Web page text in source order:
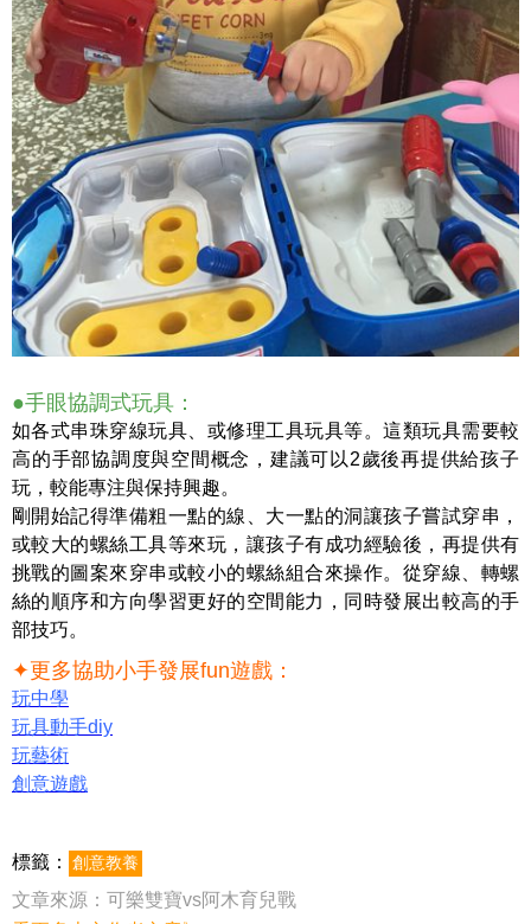
●手眼協調式玩具：
如各式串珠穿線玩具、或修理工具玩具等。這類玩具需要較
高的手部協調度與空間概念，建議可以2歲後再提供給孩子
玩，較能專注與保持興趣。
剛開始記得準備粗一點的線、大一點的洞讓孩子嘗試穿串，
或較大的螺絲工具等來玩，讓孩子有成功經驗後，再提供有
挑戰的圖案來穿串或較小的螺絲組合來操作。從穿線、轉螺
絲的順序和方向學習更好的空間能力，同時發展出較高的手
部技巧。
✦更多協助小手發展fun遊戲：
玩中學
玩具動手diy
玩藝術
創意遊戲
標籤： 創意教養
文章來源： 可樂雙寶vs阿木育兒戰